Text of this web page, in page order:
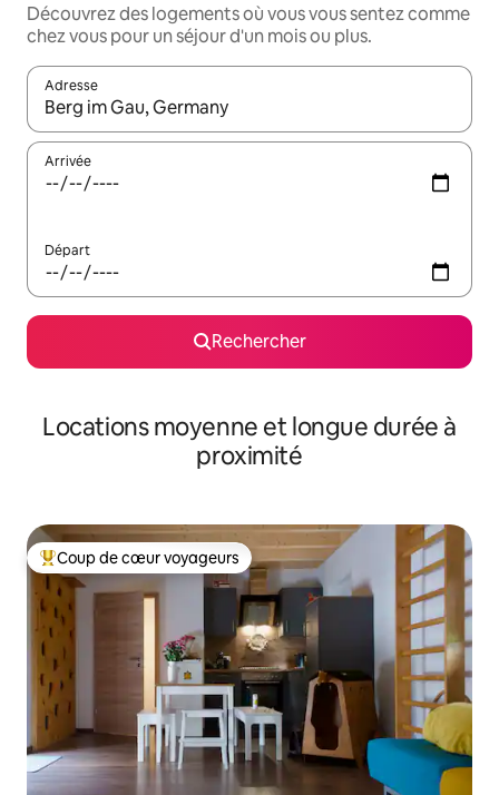
Découvrez des logements où vous vous sentez comme
chez vous pour un séjour d'un mois ou plus.
Adresse
Lorsque les résultats s'affichent, utilisez les flèches vers le
Arrivée
Départ
Rechercher
Locations moyenne et longue durée à
proximité
Coups de cœur voyageurs les plus appréciés
Coup de cœur voyageurs